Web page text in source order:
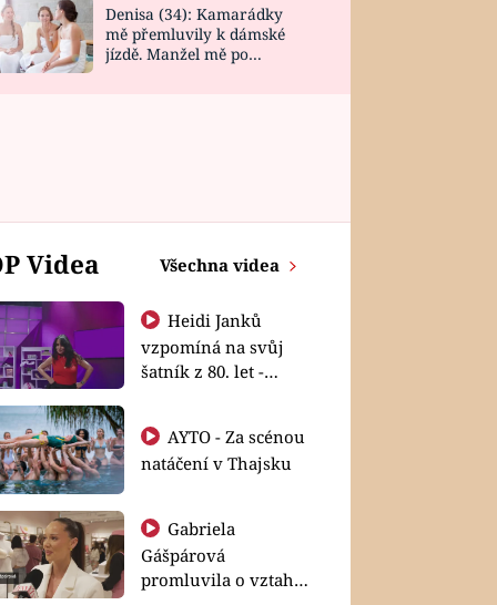
Denisa (34): Kamarádky
mě přemluvily k dámské
jízdě. Manžel mě po
Videa Všechna videa
Heidi Janků
vzpomíná na svůj
šatník z 80. let -
natáčení v Thajsku
Gabriela
Gášpárová
promluvila o vztahu